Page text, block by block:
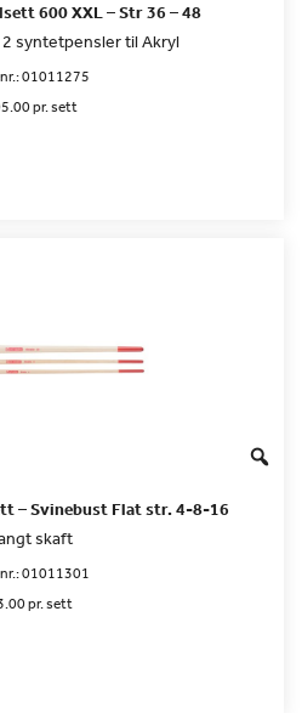
600 XXL – Str 36 – 48
syntetpensler til Akryl
01011275
pr. sett
– Svinebust Flat str. 4-8-16
skaft
01011301
pr. sett